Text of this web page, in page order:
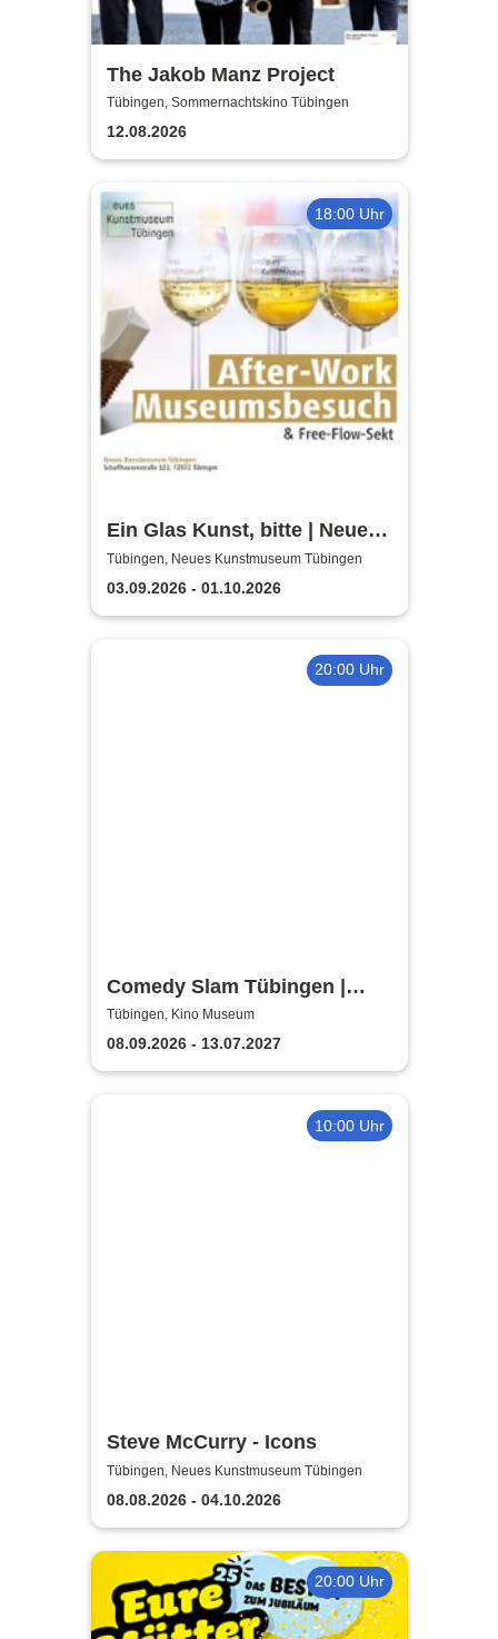
The Jakob Manz Project
Tübingen, Sommernachtskino Tübingen
12.08.2026
18:00 Uhr
Ein Glas Kunst, bitte | Neues
Kunstmuseum Tübingen
Tübingen, Neues Kunstmuseum Tübingen
03.09.2026 - 01.10.2026
20:00 Uhr
Comedy Slam Tübingen |
Präsentiert von Gastgeber
Elias Raatz
Tübingen, Kino Museum
08.09.2026 - 13.07.2027
10:00 Uhr
Steve McCurry - Icons
Tübingen, Neues Kunstmuseum Tübingen
08.08.2026 - 04.10.2026
20:00 Uhr